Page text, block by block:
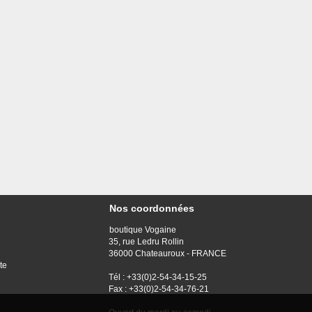
Nos coordonnées
boutique Vogaine
35, rue Ledru Rollin
36000 Chateauroux - FRANCE
Tél : +33(0)2-54-34-15-25
Fax : +33(0)2-54-34-76-21